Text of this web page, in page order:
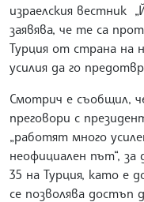
израелския вестник
заявява, че те са
Турция от страна на
усилия да го
Смотрич е съобщил,
преговори с
„работят много
неофициален път“,
35 на Турция, като е
се позволява